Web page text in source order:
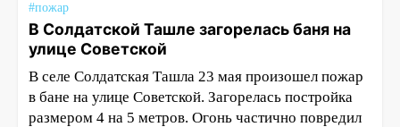
#пожар
В Солдатской Ташле загорелась баня на
улице Советской
В селе Солдатская Ташла 23 мая произошел пожар
в бане на улице Советской. Загорелась постройка
размером 4 на 5 метров. Огонь частично повредил